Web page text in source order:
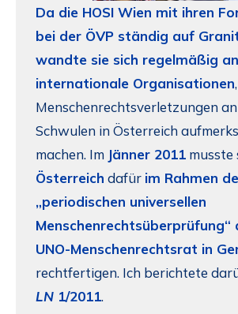
Da die HOSI Wien mit ihren
bei der ÖVP ständig auf
wandte sie sich regelmäßig an
internationale Organisationen
Menschenrechtsverletzungen
Schwulen in Österreich
machen. Im Jänner 2011 musste
Österreich dafür im Rahmen
„periodischen universellen
Menschenrechtsüberprüfung“
UNO-Menschenrechtsrat in
rechtfertigen. Ich berichtete
LN 1/2011.